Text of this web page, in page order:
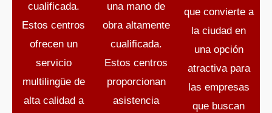
cualificada.
Estos centros
ofrecen un
servicio
multilingüe de
alta calidad a
una mano de
obra altamente
cualificada.
Estos centros
proporcionan
asistencia
que convierte a
la ciudad en
una opción
atractiva para
las empresas
que buscan